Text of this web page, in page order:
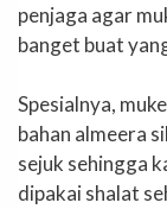
penjaga agar
banget buat
Spesialnya,
bahan almeera
sejuk sehingga
dipakai shalat